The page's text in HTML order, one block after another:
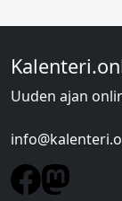
Uuden ajan